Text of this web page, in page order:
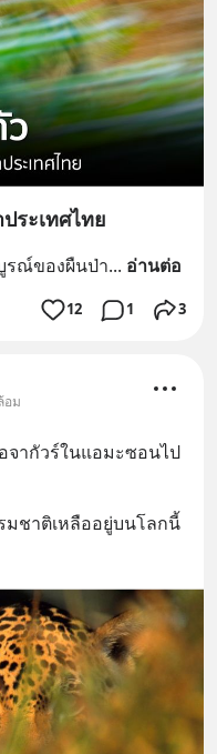
ระเทศไทย
รณ์ของผืนป่า... อ่านต่อ
12 1 3
อม
จากัวร์ในแอมะซอนไป
มชาติเหลืออยู่บนโลกนี้